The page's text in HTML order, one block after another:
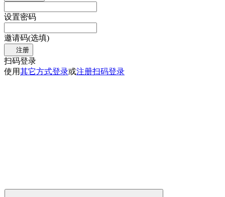
设置密码
邀请码(选填)
注册
扫码登录
使用其它方式登录或注册扫码登录